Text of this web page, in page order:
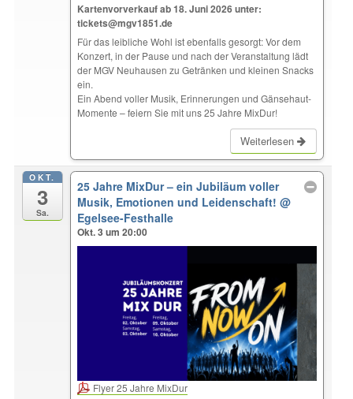
Kartenvorverkauf ab 18. Juni 2026 unter:
tickets@mgv1851.de
Für das leibliche Wohl ist ebenfalls gesorgt: Vor dem
Konzert, in der Pause und nach der Veranstaltung lädt
der MGV Neuhausen zu Getränken und kleinen Snacks
ein.
Ein Abend voller Musik, Erinnerungen und Gänsehaut-
Momente – feiern Sie mit uns 25 Jahre MixDur!
Weiterlesen
OKT.
3
Sa.
25 Jahre MixDur – ein Jubiläum voller
Musik, Emotionen und Leidenschaft!@
Egelsee-Festhalle
Okt. 3 um 20:00
Flyer 25 Jahre MixDur